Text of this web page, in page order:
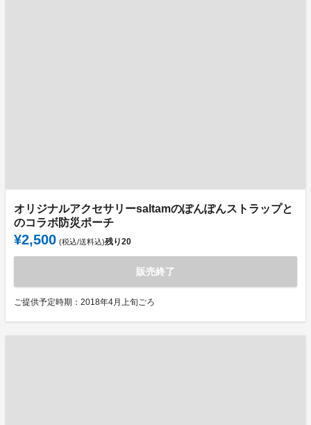
オリジナルアクセサリーsaltamのぽんぽんストラップと
のコラボ防災ポーチ
¥2,500 (税込/送料込)残り20
販売終了
ご提供予定時期：2018年4月上旬ごろ